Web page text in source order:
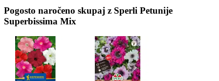
Pogosto naročeno skupaj z Sperli Petunije
Superbissima Mix